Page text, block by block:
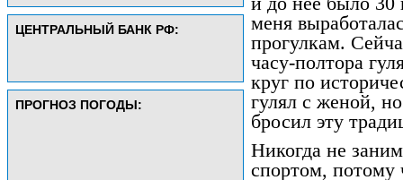
ЦЕНТРАЛЬНЫЙ БАНК РФ:
ПРОГНОЗ ПОГОДЫ:
меня
прогулкам.
часу-полтора
круг по
гулял с женой,
бросил эту
Никогда не
спортом, потому